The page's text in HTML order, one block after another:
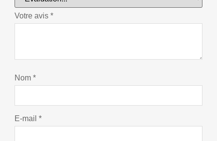
Votre avis *
Nom *
E-mail *